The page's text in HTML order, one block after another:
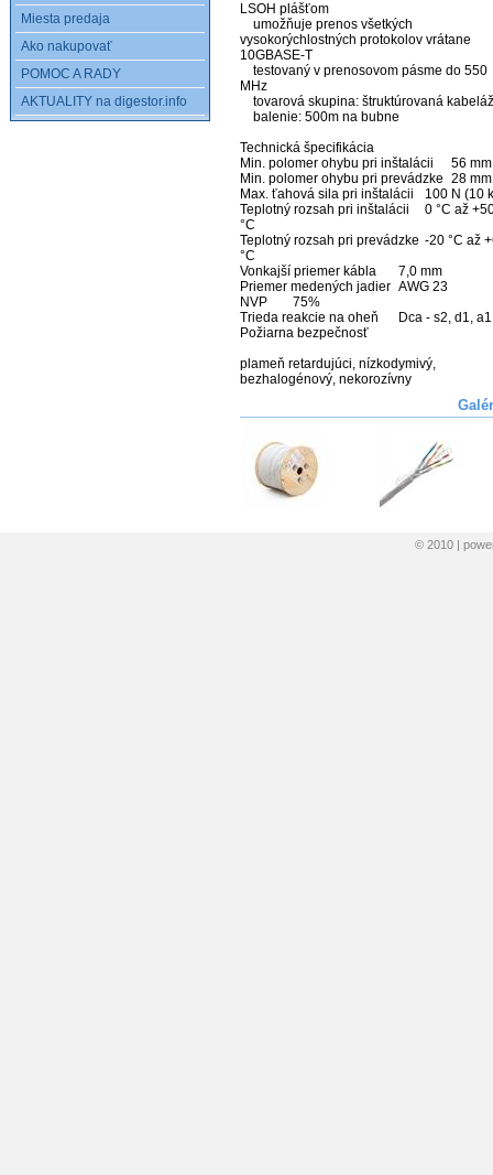
LSOH plášťom
vysokorýchlostných protokolov vrátane
10GBASE-T
MHz
Technická špecifikácia
Min. polomer ohybu pri inštalácii 	56 mm
Min. polomer ohybu pri prevádzke 	28 mm
Max. ťahová sila pri inštalácii 	100 N (10 kg)
Teplotný rozsah pri inštalácii 	0 °C až +50
°C
Teplotný rozsah pri prevádzke 	-20 °C až +60
°C
Vonkajší priemer kábla 	7,0 mm
Priemer medených jadier 	AWG 23
NVP 	75%
Trieda reakcie na oheň     	Dca - s2, d1, a1
Požiarna bezpečnosť
plameň retardujúci, nízkodymivý,
bezhalogénový, nekorozívny
Miesta predaja
Ako nakupovať
POMOC A RADY
AKTUALITY na digestor.info
© 2010 |